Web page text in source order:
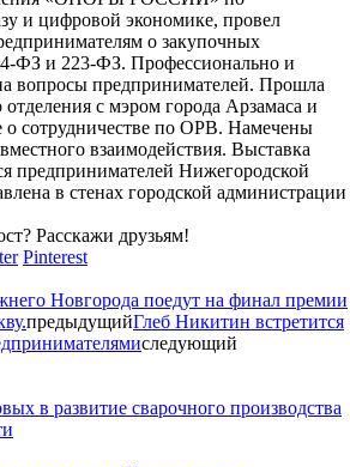
и цифровой экономике, провел
о закупочных
ФЗ и 223-ФЗ. Профессионально и
вопросы предпринимателей. Прошла
отделения с мэром города Арзамаса и
о сотрудничестве по ОРВ. Намечены
взаимодействия. Выставка
предпринимателей Нижегородской
в стенах городской администрации
Расскажи друзьям!
Pinterest
Новгорода поедут на финал премии
предыдущийГлеб Никитин встретится
следующий
в развитие сварочного производства